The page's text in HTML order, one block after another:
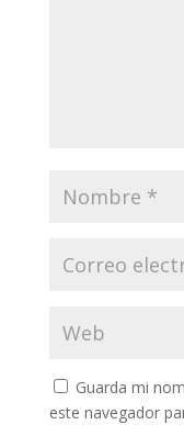
Guarda mi
este navegador